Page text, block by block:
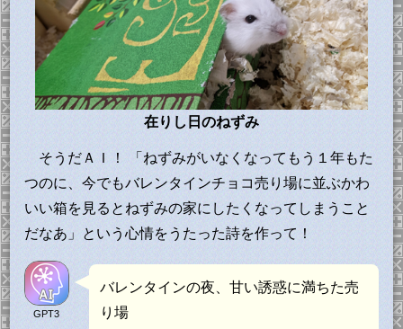
在りし日のねずみ
そうだＡＩ！ 「ねずみがいなくなってもう１年もた
つのに、今でもバレンタインチョコ売り場に並ぶかわ
いい箱を見るとねずみの家にしたくなってしまうこと
だなあ」という心情をうたった詩を作って！
GPT3
バレンタインの夜、甘い誘惑に満ちた売
り場